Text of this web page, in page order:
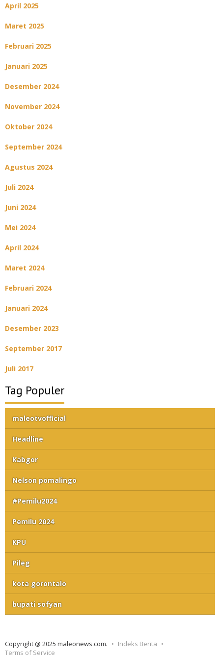
April 2025
Maret 2025
Februari 2025
Januari 2025
Desember 2024
November 2024
Oktober 2024
September 2024
Agustus 2024
Juli 2024
Juni 2024
Mei 2024
April 2024
Maret 2024
Februari 2024
Januari 2024
Desember 2023
September 2017
Juli 2017
Tag Populer
maleotvofficial
Headline
Kabgor
Nelson pomalingo
#Pemilu2024
Pemilu 2024
KPU
Pileg
kota gorontalo
bupati sofyan
Copyright @ 2025 maleonews.com.
Indeks Berita
Terms of Service